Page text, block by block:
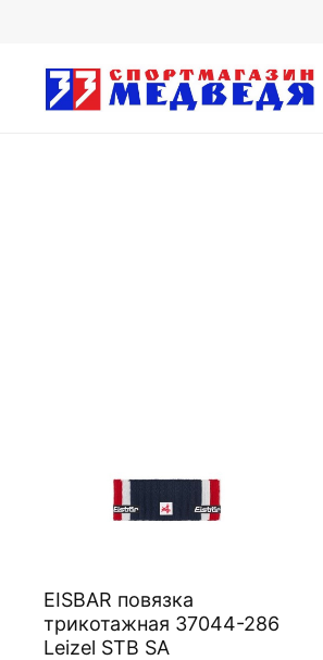
EISBAR повязка
трикотажная 37044-286
Leizel STB SA